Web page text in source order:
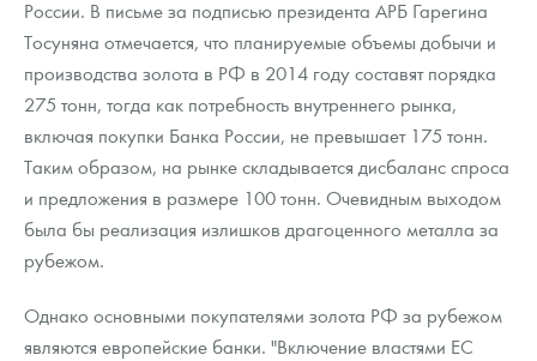
России. В письме за подписью президента АРБ Гарегина
Тосуняна отмечается, что планируемые объемы добычи и
производства золота в РФ в 2014 году составят порядка
275 тонн, тогда как потребность внутреннего рынка,
включая покупки Банка России, не превышает 175 тонн.
Таким образом, на рынке складывается дисбаланс спроса
и предложения в размере 100 тонн. Очевидным выходом
была бы реализация излишков драгоценного металла за
рубежом.
Однако основными покупателями золота РФ за рубежом
являются европейские банки. "Включение властями ЕС